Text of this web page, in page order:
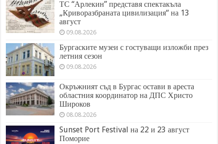
ТС “Арлекин” представя спектакъла
„Криворазбраната цивилизация“ на 13
август
09.08.2026
Бургаските музеи с гостуващи изложби през
летния сезон
09.08.2026
Окръжният съд в Бургас остави в ареста
областния координатор на ДПС Христо
Широков
08.08.2026
Sunset Port Festival на 22 и 23 август
Поморие